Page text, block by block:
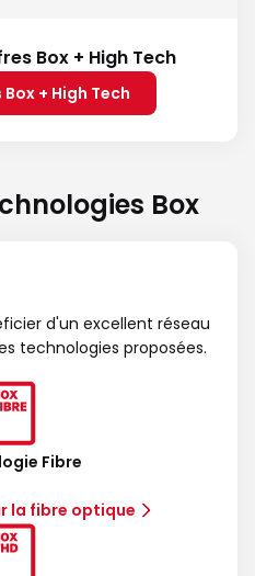
Box + High Tech
+ High Tech
Box
d'un excellent réseau
technologies proposées.
Fibre
la fibre optique